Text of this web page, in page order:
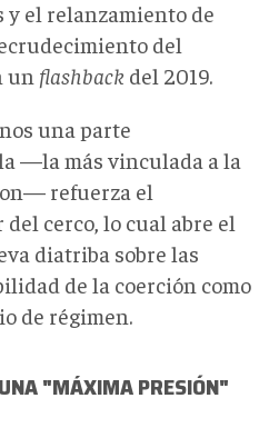
y el relanzamiento de
del
un flashback del 2019.
una parte
—la más vinculada a la
refuerza el
cerco, lo cual abre el
diatriba sobre las
de la coerción como
de régimen.
"MÁXIMA PRESIÓN"